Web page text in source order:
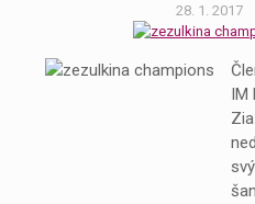
28. 1. 2017
IM